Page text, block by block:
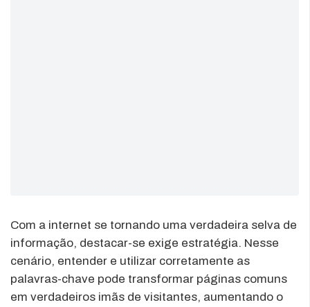
Com a internet se tornando uma verdadeira selva de
informação, destacar-se exige estratégia. Nesse
cenário, entender e utilizar corretamente as
palavras-chave pode transformar páginas comuns
em verdadeiros imãs de visitantes, aumentando o